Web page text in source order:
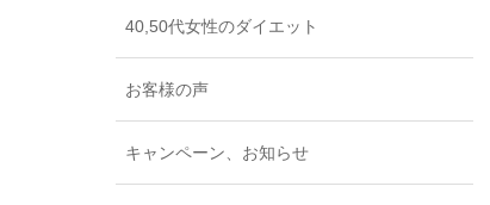
40,50代女性のダイエット
お客様の声
キャンペーン、お知らせ